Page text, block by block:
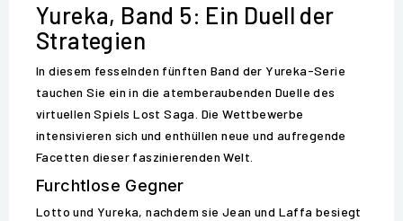
Yureka, Band 5: Ein Duell der
Strategien
In diesem fesselnden fünften Band der Yureka-Serie
tauchen Sie ein in die atemberaubenden Duelle des
virtuellen Spiels Lost Saga. Die Wettbewerbe
intensivieren sich und enthüllen neue und aufregende
Facetten dieser faszinierenden Welt.
Furchtlose Gegner
Lotto und Yureka, nachdem sie Jean und Laffa besiegt